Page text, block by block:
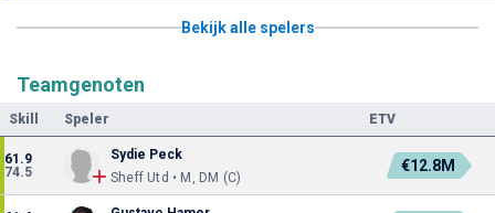
Bekijk alle spelers
Teamgenoten
Skill Speler ETV
61.9
74.5
Sydie Peck
Sheff Utd • M, DM (C)
€12.8M